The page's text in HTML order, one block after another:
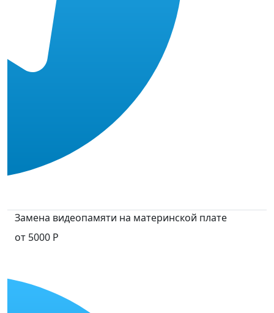
Замена видеопамяти на материнской плате
от 5000 Р